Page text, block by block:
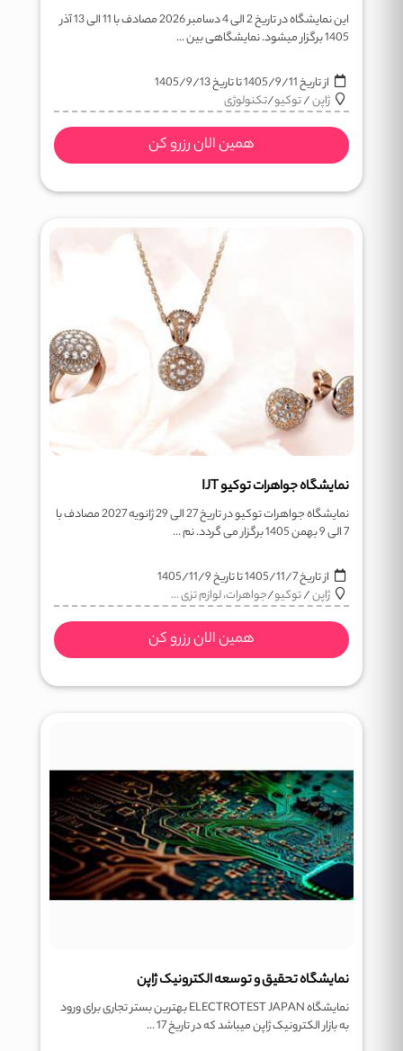
این نمایشگاه در تاریخ 2 الی 4 دسامبر 2026 مصادف با 11 الی 13 آذر
1405 برگزار میشود. نمایشگاهی بین ...
از تاریخ1405/9/11تا تاریخ1405/9/13
ژاپن/توکیو/تکنولوژی
همین الان رزرو کن
نمایشگاه جواهرات توکیو IJT
نمایشگاه جواهرات توکیو در تاریخ 27 الی 29 ژانویه 2027 مصادف با
7 الی 9 بهمن 1405 برگزار می گردد. نم ...
از تاریخ1405/11/7تا تاریخ1405/11/9
ژاپن/توکیو/جواهرات، لوازم تزی ...
همین الان رزرو کن
نمایشگاه تحقیق و توسعه الکترونیک ژاپن
نمایشگاه ELECTROTEST JAPAN بهترین بستر تجاری برای ورود
به بازار الکترونیک ژاپن میباشد که در تاریخ 17 ...